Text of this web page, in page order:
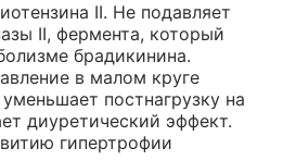
II. Не подавляет
II, фермента, который
брадикинина.
в малом круге
постнагрузку на
диуретический эффект.
гипертрофии